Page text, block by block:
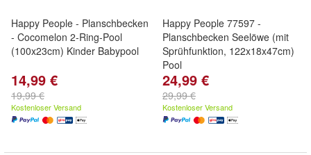
Happy People - Planschbecken
- Cocomelon 2-Ring-Pool
(100x23cm) Kinder Babypool
14,99 €
19,99 €
Kostenloser Versand
Happy People 77597 -
Planschbecken Seelöwe (mit
Sprühfunktion, 122x18x47cm)
Pool
24,99 €
29,99 €
Kostenloser Versand